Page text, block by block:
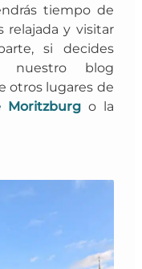
tiempo de
relajada y visitar
si decides
nuestro blog
otros lugares de
Moritzburg o la